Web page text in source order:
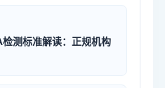
测标准解读：正规机构